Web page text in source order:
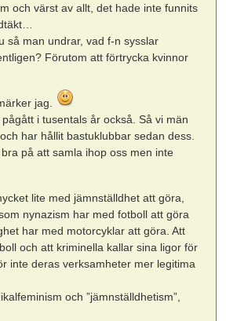
och värst av allt, det hade inte funnits
så man undrar, vad f-n sysslar
Förutom att förtrycka kvinnor
jag.
i tusentals år också. Så vi män
har hållit bastuklubbar sedan dess.
på att samla ihop oss men inte
lite med jämnställdhet att göra,
nynazism har med fotboll att göra
har med motorcyklar att göra. Att
och att kriminella kallar sina ligor för
inte deras verksamheter mer legitima
och ”jämnställdhetism”,